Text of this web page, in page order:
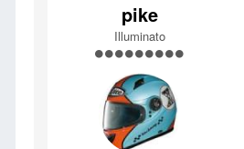
pike
Illuminato